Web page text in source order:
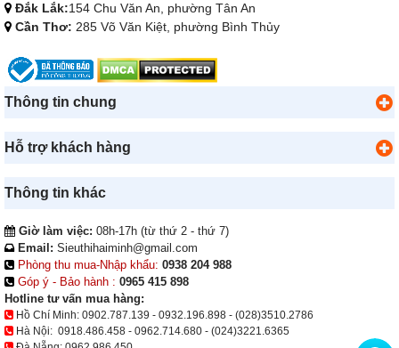
Đắk Lắk:154 Chu Văn An, phường Tân An
Cần Thơ: 285 Võ Văn Kiệt, phường Bình Thủy
Thông tin chung
Hỗ trợ khách hàng
Thông tin khác
Giờ làm việc: 08h-17h (từ thứ 2 - thứ 7)
Email: Sieuthihaiminh@gmail.com
Phòng thu mua-Nhập khẩu: 0938 204 988
Góp ý - Bảo hành : 0965 415 898
Hotline tư vấn mua hàng:
Hồ Chí Minh: 0902.787.139 - 0932.196.898 - (028)3510.2786
Hà Nội: 0918.486.458 - 0962.714.680 - (024)3221.6365